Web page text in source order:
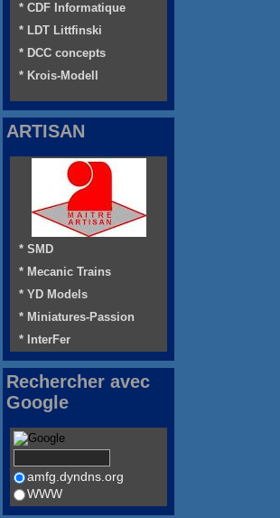
* CDF Informatique
* LDT Littfinski
* DCC concepts
* Krois-Modell
ARTISAN
* SMD
* Mecanic Trains
* YD Models
* Miniatures-Passion
* InterFer
Rechercher avec
Google
amfg.dyndns.org
WWW